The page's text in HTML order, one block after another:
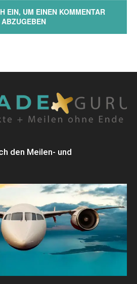
EIN, UM EINEN KOMMENTAR
ABZUGEBEN
den Meilen- und